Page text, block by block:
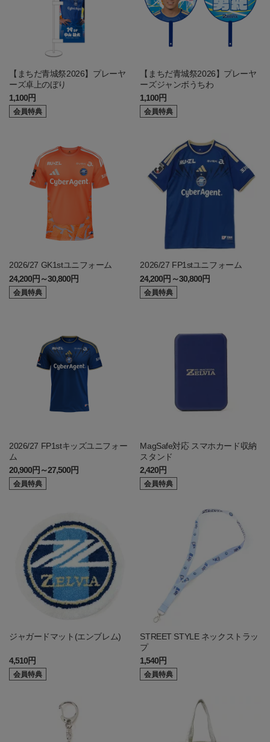
【まちだ青城祭2026】プレーヤ
ーズ卓上のぼり
1,100円
会員特典
【まちだ青城祭2026】プレーヤ
ーズジャンボうちわ
1,100円
会員特典
2026/27 GK1stユニフォーム
24,200円～30,800円
会員特典
2026/27 FP1stユニフォーム
24,200円～30,800円
会員特典
2026/27 FP1stキッズユニフォー
ム
20,900円～27,500円
会員特典
MagSafe対応 スマホカード収納
スタンド
2,420円
会員特典
ジャガードマット(エンブレム)
4,510円
会員特典
STREET STYLE ネックストラッ
プ
1,540円
会員特典